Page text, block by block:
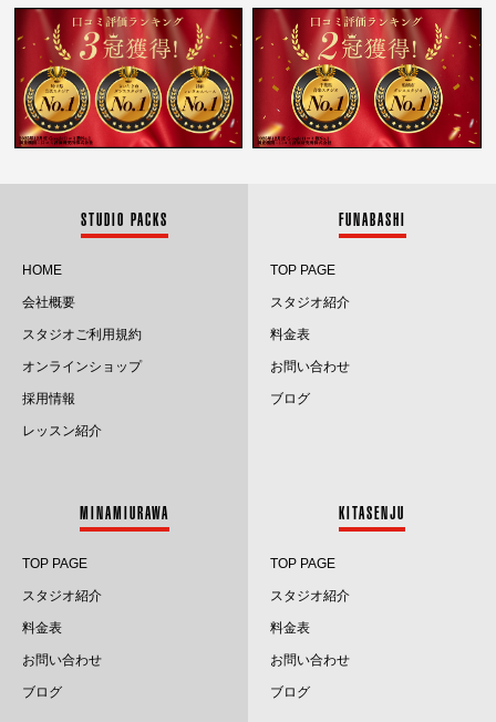
2025.11
2025.10
2025.9
2025.5
2025.3
2024.11
2024.10
2024.9
STUDIO PACKS
HOME
会社概要
スタジオご利用規約
オンラインショップ
採用情報
レッスン紹介
FUNABASHI
TOP PAGE
スタジオ紹介
料金表
お問い合わせ
ブログ
MINAMIURAWA
TOP PAGE
スタジオ紹介
料金表
お問い合わせ
ブログ
KITASENJU
TOP PAGE
スタジオ紹介
料金表
お問い合わせ
ブログ